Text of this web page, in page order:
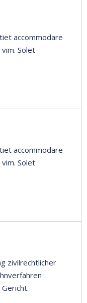
accommodare
Solet
accommodare
Solet
zivilrechtlicher